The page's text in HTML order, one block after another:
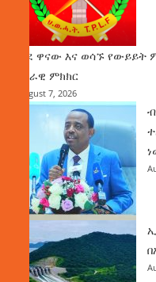
ወደ ዋናው እና ወሳኙ የውይይት
ሀገራዊ ምክክር
August 7, 2026